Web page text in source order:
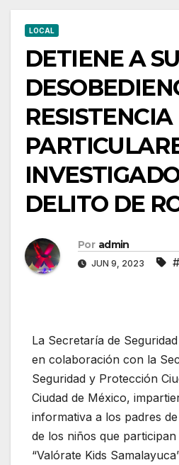
LOCAL
DETIENE A
RESISTENCIA
DELITO DE
Por admin
JUN 9, 2023
La Secretaría de
en colaboración con la
Seguridad y Protección
Ciudad de México,
informativa a los padres
de los niños que
“Valórate Kids